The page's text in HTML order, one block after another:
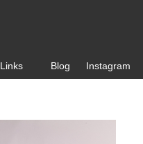
Links Blog Instagram